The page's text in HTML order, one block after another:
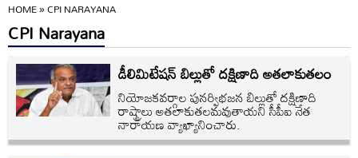
HOME»CPI NARAYANA
CPI Narayana
డీలిమిటేషన్‌ బిల్లుతో దక్షిణాది అతలాకుతలం
నియోజకవర్గాల పునర్విభజన బిల్లుతో దక్షిణాది
రాష్ట్రాలు అతలాకుతలమవుతాయని సీపీఐ నేత
నారాయణ వ్యాఖ్యానించారు.